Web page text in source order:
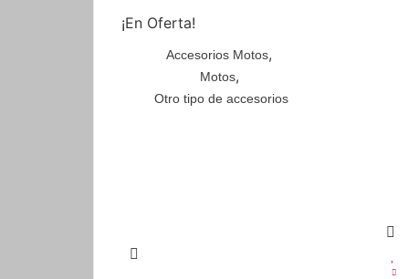
¡En Oferta!
Accesorios Motos,
Motos,
Otro tipo de accesorios